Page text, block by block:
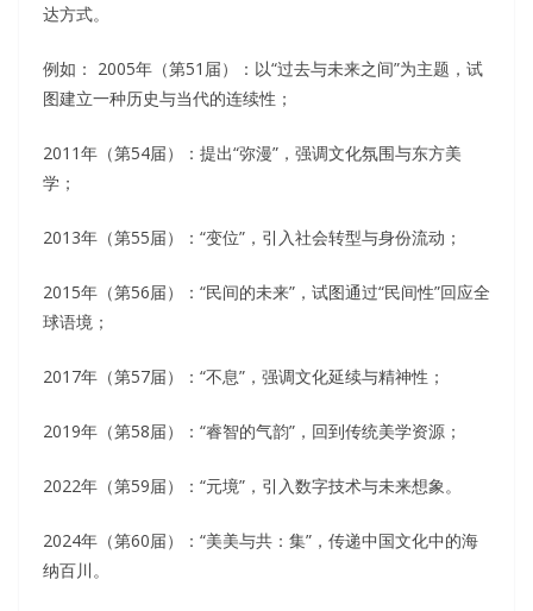
达方式。
例如： 2005年（第51届）：以“过去与未来之间”为主题，试
图建立一种历史与当代的连续性；
2011年（第54届）：提出“弥漫”，强调文化氛围与东方美
学；
2013年（第55届）：“变位”，引入社会转型与身份流动；
2015年（第56届）：“民间的未来”，试图通过“民间性”回应全
球语境；
2017年（第57届）：“不息”，强调文化延续与精神性；
2019年（第58届）：“睿智的气韵”，回到传统美学资源；
2022年（第59届）：“元境”，引入数字技术与未来想象。
2024年（第60届）：“美美与共：集”，传递中国文化中的海
纳百川。